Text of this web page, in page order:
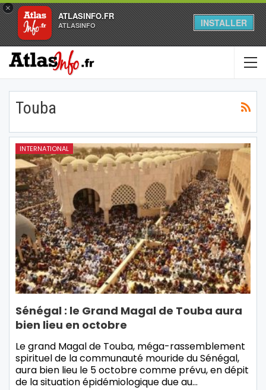
×
ATLASINFO.FR
ATLASINFO INSTALLER
Touba
INTERNATIONAL
Sénégal : le Grand Magal de Touba aura
bien lieu en octobre
Le grand Magal de Touba, méga-rassemblement
spirituel de la communauté mouride du Sénégal,
aura bien lieu le 5 octobre comme prévu, en dépit
de la situation épidémiologique due au…